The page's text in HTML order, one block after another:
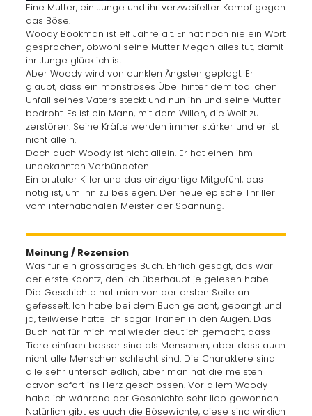
Eine Mutter, ein Junge und ihr verzweifelter Kampf gegen
das Böse.
Woody Bookman ist elf Jahre alt. Er hat noch nie ein Wort
gesprochen, obwohl seine Mutter Megan alles tut, damit
ihr Junge glücklich ist.
Aber Woody wird von dunklen Ängsten geplagt. Er
glaubt, dass ein monströses Übel hinter dem tödlichen
Unfall seines Vaters steckt und nun ihn und seine Mutter
bedroht. Es ist ein Mann, mit dem Willen, die Welt zu
zerstören. Seine Kräfte werden immer stärker und er ist
nicht allein.
Doch auch Woody ist nicht allein. Er hat einen ihm
unbekannten Verbündeten…
Ein brutaler Killer und das einzigartige Mitgefühl, das
nötig ist, um ihn zu besiegen. Der neue epische Thriller
vom internationalen Meister der Spannung.
Meinung / Rezension
Was für ein grossartiges Buch. Ehrlich gesagt, das war
der erste Koontz, den ich überhaupt je gelesen habe.
Die Geschichte hat mich von der ersten Seite an
gefesselt. Ich habe bei dem Buch gelacht, gebangt und
ja, teilweise hatte ich sogar Tränen in den Augen. Das
Buch hat für mich mal wieder deutlich gemacht, dass
Tiere einfach besser sind als Menschen, aber dass auch
nicht alle Menschen schlecht sind. Die Charaktere sind
alle sehr unterschiedlich, aber man hat die meisten
davon sofort ins Herz geschlossen. Vor allem Woody
habe ich während der Geschichte sehr lieb gewonnen.
Natürlich gibt es auch die Bösewichte, diese sind wirklich